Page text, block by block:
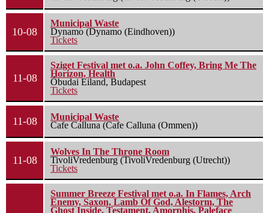
10-08
Municipal Waste
Dynamo (Dynamo (Eindhoven))
Tickets
11-08
Sziget Festival met o.a. John Coffey, Bring Me The
Horizon, Health
Óbudai Eiland, Budapest
Tickets
11-08
Municipal Waste
Cafe Calluna (Cafe Calluna (Ommen))
11-08
Wolves In The Throne Room
TivoliVredenburg (TivoliVredenburg (Utrecht))
Tickets
Summer Breeze Festival met o.a. In Flames, Arch
Enemy, Saxon, Lamb Of God, Alestorm, The
Ghost Inside, Testament, Amorphis, Paleface